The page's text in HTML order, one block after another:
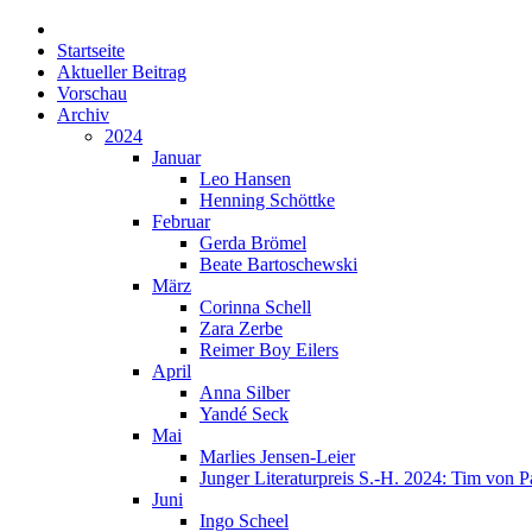
Startseite
Aktueller Beitrag
Vorschau
Archiv
2024
Januar
Leo Hansen
Henning Schöttke
Februar
Gerda Brömel
Beate Bartoschewski
März
Corinna Schell
Zara Zerbe
Reimer Boy Eilers
April
Anna Silber
Yandé Seck
Mai
Marlies Jensen-Leier
Junger Literaturpreis S.-H. 2024: Tim von
Juni
Ingo Scheel